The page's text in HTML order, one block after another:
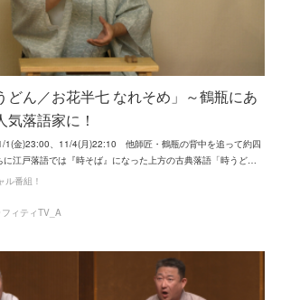
どん／お花半七 なれそめ」～鶴瓶にあ
気落語家に！
1(金)23:00、11/4(月)22:10 他師匠・鶴瓶の背中を追って約四
に江戸落語では『時そば』になった上方の古典落語「時うど…
ル番組！
ィティTV_A